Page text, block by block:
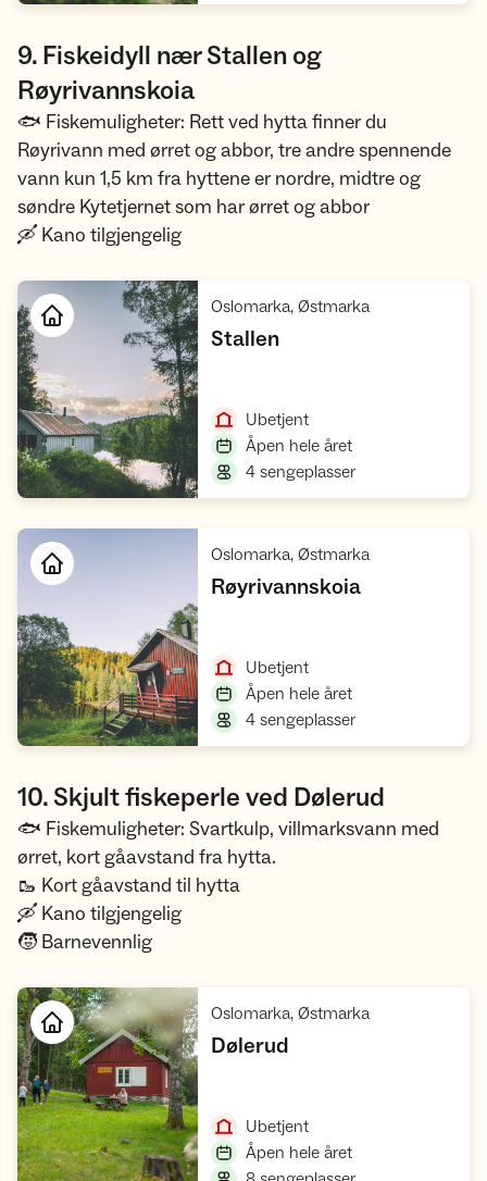
9. Fiskeidyll nær Stallen og
Røyrivannskoia
🐟 Fiskemuligheter: Rett ved hytta finner du
Røyrivann med ørret og abbor, tre andre spennende
vann kun 1,5 km fra hyttene er nordre, midtre og
søndre Kytetjernet som har ørret og abbor
🛶 Kano tilgjengelig
Oslomarka, Østmarka,
Stallen,
Ubetjent,
Åpen hele året,
4 sengeplasser,
Oslomarka, Østmarka,
Røyrivannskoia,
Ubetjent,
Åpen hele året,
4 sengeplasser,
10. Skjult fiskeperle ved Dølerud
🐟 Fiskemuligheter: Svartkulp, villmarksvann med
ørret, kort gåavstand fra hytta.
🥾 Kort gåavstand til hytta
🛶 Kano tilgjengelig
🧒 Barnevennlig
Oslomarka, Østmarka,
Dølerud
Ubetjent,
Åpen hele året,